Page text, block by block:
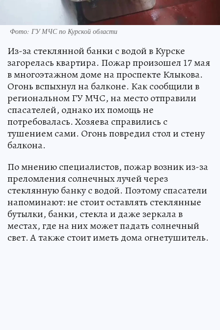
Фото: ГУ МЧС по Курской области
Из-за стеклянной банки с водой в Курске
загорелась квартира. Пожар произошел 17 мая
в многоэтажном доме на проспекте Клыкова.
Огонь вспыхнул на балконе. Как сообщили в
региональном ГУ МЧС, на место отправили
спасателей, однако их помощь не
потребовалась. Хозяева справились с
тушением сами. Огонь повредил стол и стену
балкона.
По мнению специалистов, пожар возник из-за
преломления солнечных лучей через
стеклянную банку с водой. Поэтому спасатели
напоминают: не стоит оставлять стеклянные
бутылки, банки, стекла и даже зеркала в
местах, где на них может падать солнечный
свет. А также стоит иметь дома огнетушитель.